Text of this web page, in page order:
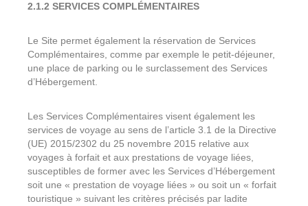
2.1.2 SERVICES COMPLÉMENTAIRES
Le Site permet également la réservation de Services
Complémentaires, comme par exemple le petit-déjeuner,
une place de parking ou le surclassement des Services
d’Hébergement.
Les Services Complémentaires visent également les
services de voyage au sens de l’article 3.1 de la Directive
(UE) 2015/2302 du 25 novembre 2015 relative aux
voyages à forfait et aux prestations de voyage liées,
susceptibles de former avec les Services d’Hébergement
soit une « prestation de voyage liées » ou soit un « forfait
touristique » suivant les critères précisés par ladite